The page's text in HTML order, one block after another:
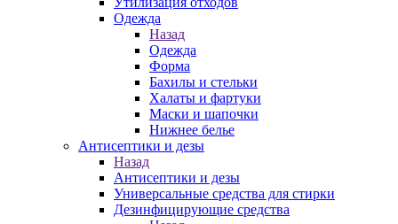
Одежда
Назад
Одежда
Форма
Бахилы и стельки
Халаты и фартуки
Маски и шапочки
Нижнее белье
Антисептики и дезы
Назад
Антисептики и дезы
Универсальные средства для стирки
Дезинфицирующие средства